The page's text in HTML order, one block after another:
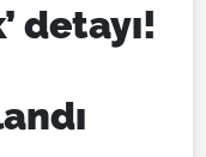
detayı!